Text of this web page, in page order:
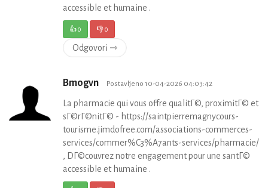
accessible et humaine .
👍0 👎0
Odgovori ⇾
Bmogvn Postavljeno 10-04-2026 04:03:42
La pharmacie qui vous offre qualitГ©, proximitГ© et
sГ©rГ©nitГ© - https://saintpierremagnycours-
tourisme.jimdofree.com/associations-commerces-
services/commer%C3%A7ants-services/pharmacie/
, DГ©couvrez notre engagement pour une santГ©
accessible et humaine .